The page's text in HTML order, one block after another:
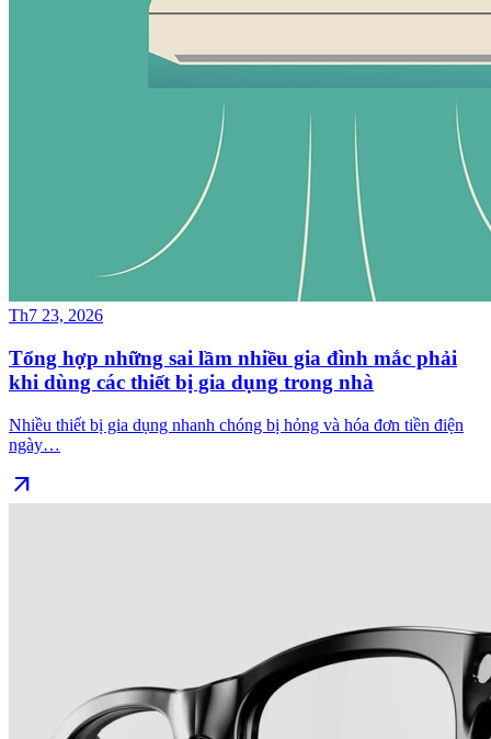
Th7 23, 2026
Tổng hợp những sai lầm nhiều gia đình mắc phải
khi dùng các thiết bị gia dụng trong nhà
Nhiều thiết bị gia dụng nhanh chóng bị hỏng và hóa đơn tiền điện
ngày…
arrow_outward